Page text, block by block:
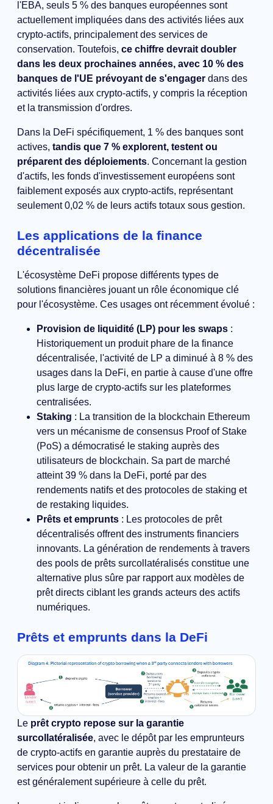
l'EBA, seuls 5 % des banques européennes sont
actuellement impliquées dans des activités liées aux
crypto-actifs, principalement des services de
conservation. Toutefois, ce chiffre devrait doubler
dans les deux prochaines années, avec 10 % des
banques de l'UE prévoyant de s'engager dans des
activités liées aux crypto-actifs, y compris la réception
et la transmission d'ordres.
Dans la DeFi spécifiquement, 1 % des banques sont
actives, tandis que 7 % explorent, testent ou
préparent des déploiements. Concernant la gestion
d'actifs, les fonds d'investissement européens sont
faiblement exposés aux crypto-actifs, représentant
seulement 0,02 % de leurs actifs totaux sous gestion.
Les applications de la finance
décentralisée
L'écosystème DeFi propose différents types de
solutions financières jouant un rôle économique clé
pour l'écosystème. Ces usages ont récemment évolué :
Provision de liquidité (LP) pour les swaps :
Historiquement un produit phare de la finance
décentralisée, l'activité de LP a diminué à 8 % des
usages dans la DeFi, en partie à cause d'une offre
plus large de crypto-actifs sur les plateformes
centralisées.
Staking : La transition de la blockchain Ethereum
vers un mécanisme de consensus Proof of Stake
(PoS) a démocratisé le staking auprès des
utilisateurs de blockchain. Sa part de marché
atteint 39 % dans la DeFi, porté par des
rendements natifs et des protocoles de staking et
de restaking liquides.
Prêts et emprunts : Les protocoles de prêt
décentralisés offrent des instruments financiers
innovants. La génération de rendements à travers
des pools de prêts surcollatéralisés constitue une
alternative plus sûre par rapport aux modèles de
prêt directs ciblant les grands acteurs des actifs
numériques.
Prêts et emprunts dans la DeFi
Le prêt crypto repose sur la garantie
surcollatéralisée, avec le dépôt par les emprunteurs
de crypto-actifs en garantie auprès du prestataire de
services pour obtenir un prêt. La valeur de la garantie
est généralement supérieure à celle du prêt.